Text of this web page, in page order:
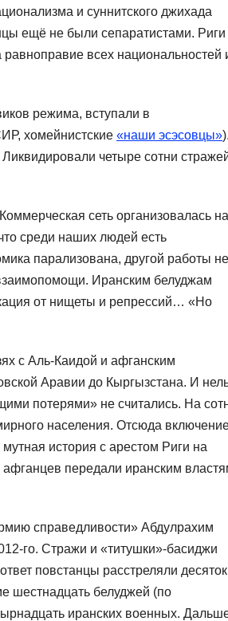
и суннитского джихада
ещё не были сепаратистами. Риги
всех национальностей
режима, вступали в
хомейнистские «наши эсэсовцы»
четыре сотни
сеть организовалась на
среди наших людей есть
парализована, другой работы
Иранским белуджам
от нищеты и репрессий… «Но
с Аль-Каидой и афганским
Аравии до Кыргызстана. И
потерями» не считались. На
населения. Отсюда
история с арестом Риги на
передали иранским
справедливости» Абдулрахим
го. Стражи и «титушки»-басиджи
повстанцы расстреляли десяток
шестнадцать белуджей (по
иранских военных.